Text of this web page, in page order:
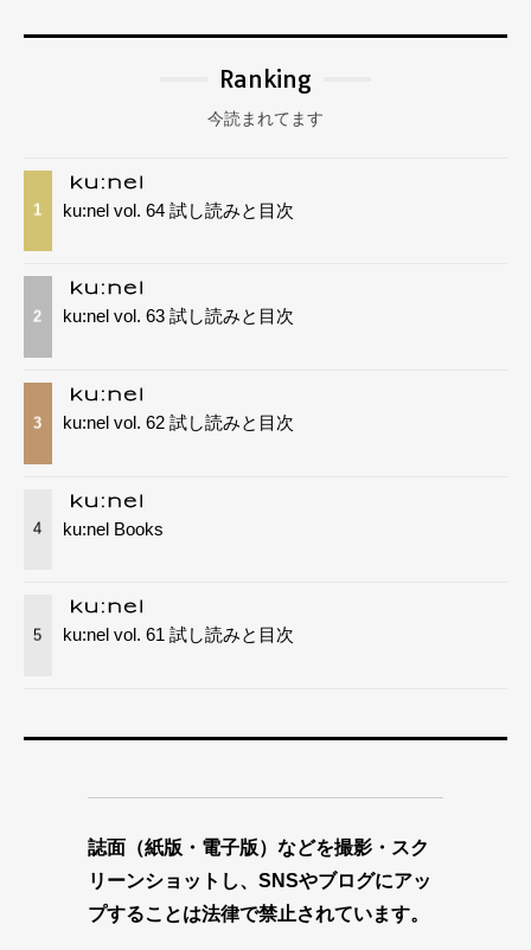
Ranking
今読まれてます
1 ku:nel vol. 64 試し読みと目次
2 ku:nel vol. 63 試し読みと目次
3 ku:nel vol. 62 試し読みと目次
4 ku:nel Books
5 ku:nel vol. 61 試し読みと目次
誌面（紙版・電子版）などを撮影・スク
リーンショットし、SNSやブログにアッ
プすることは法律で禁止されています。